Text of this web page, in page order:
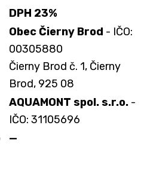
DPH 23%
Obec Čierny Brod - IČO:
00305880
Čierny Brod č. 1, Čierny
Brod, 925 08
AQUAMONT spol. s.r.o. -
IČO: 31105696
—